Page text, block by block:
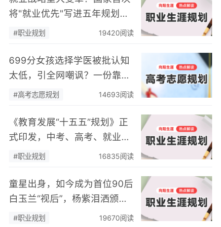
将"就业优先"写进五年规划，
藏着普通人必看的关键信号
#职业规划 19420阅读
699分女孩选择学医被批认知
太低，引全网嘲讽？一份靠谱
的高考志愿规划，从来不能只
#高考志愿规划 14693阅读
《教育发展“十五五”规划》正
式印发，中考、高考、就业三
重利好！国家定调：未来5
#职业规划 16835阅读
童星出身，如今成为首位90后
白玉兰“视后”，杨紫泪洒颁奖
现场：所有职场高光时刻，都
#职业规划 19670阅读